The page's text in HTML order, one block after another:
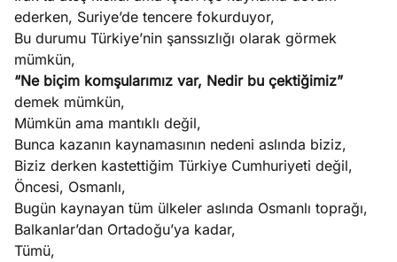
Ağustos
5, 2026
stok
caiz
Köşe
Yazıları
Yazıları
Yazıları
ederken, Suriye’de tencere fokurduyor,
Bu durumu Türkiye’nin şanssızlığı olarak görmek
mümkün,
“Ne biçim komşularımız var, Nedir bu çektiğimiz”
demek mümkün,
Mümkün ama mantıklı değil,
Bunca kazanın kaynamasının nedeni aslında biziz,
Biziz derken kastettiğim Türkiye Cumhuriyeti değil,
Öncesi, Osmanlı,
Bugün kaynayan tüm ülkeler aslında Osmanlı toprağı,
Balkanlar’dan Ortadoğu’ya kadar,
Tümü,